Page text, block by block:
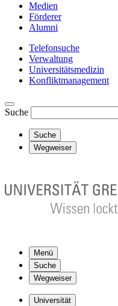
Medien
Förderer
Alumni
Telefonsuche
Verwaltung
Universitätsmedizin
Konfliktmanagement
Suche
Suche
Wegweiser
Menü
Suche
Wegweiser
Universität